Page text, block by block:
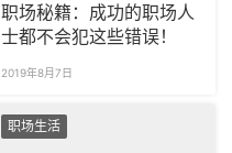
职场秘籍：成功的职场人
士都不会犯这些错误！
2019年8月7日
职场生活